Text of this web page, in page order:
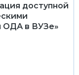
доступной
ОДА в ВУЗе»